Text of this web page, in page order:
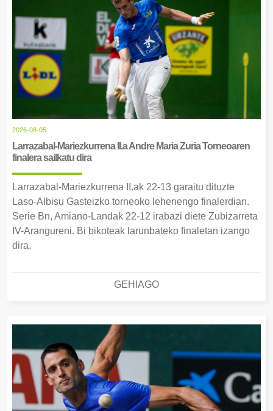
2026-08-05
Larrazabal-Mariezkurrena II.a Andre Maria Zuria Torneoaren
finalera sailkatu dira
Larrazabal-Mariezkurrena II.ak 22-13 garaitu dituzte
Laso-Albisu Gasteizko torneoko lehenengo finalerdian.
Serie Bn, Amiano-Landak 22-12 irabazi diete Zubizarreta
IV-Arangureni. Bi bikoteak larunbateko finaletan izango
dira.
GEHIAGO